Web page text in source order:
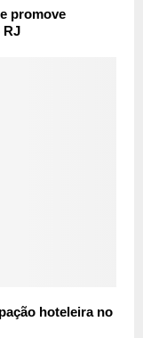
promove
RJ
hoteleira no